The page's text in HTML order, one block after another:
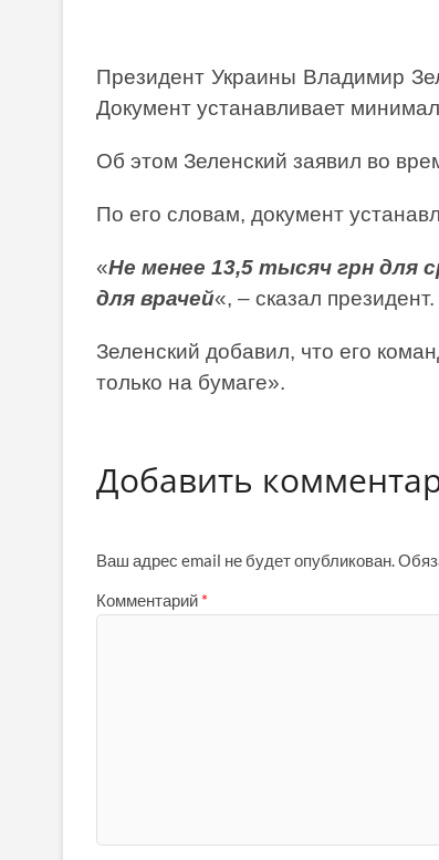
Президент Украины Владимир
Документ устанавливает
Об этом Зеленский заявил во
По его словам, документ
«Не менее 13,5 тысяч грн для
для врачей«, – сказал президент.
Зеленский добавил, что его
только на бумаге».
Добавить
Ваш адрес email не будет опубликован.
Комментарий *